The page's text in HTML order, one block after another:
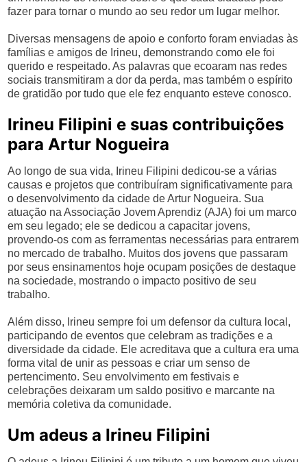
fazer para tornar o mundo ao seu redor um lugar melhor.
Diversas mensagens de apoio e conforto foram enviadas às
famílias e amigos de Irineu, demonstrando como ele foi
querido e respeitado. As palavras que ecoaram nas redes
sociais transmitiram a dor da perda, mas também o espírito
de gratidão por tudo que ele fez enquanto esteve conosco.
Irineu Filipini e suas contribuições
para Artur Nogueira
Ao longo de sua vida, Irineu Filipini dedicou-se a várias
causas e projetos que contribuíram significativamente para
o desenvolvimento da cidade de Artur Nogueira. Sua
atuação na Associação Jovem Aprendiz (AJA) foi um marco
em seu legado; ele se dedicou a capacitar jovens,
provendo-os com as ferramentas necessárias para entrarem
no mercado de trabalho. Muitos dos jovens que passaram
por seus ensinamentos hoje ocupam posições de destaque
na sociedade, mostrando o impacto positivo de seu
trabalho.
Além disso, Irineu sempre foi um defensor da cultura local,
participando de eventos que celebram as tradições e a
diversidade da cidade. Ele acreditava que a cultura era uma
forma vital de unir as pessoas e criar um senso de
pertencimento. Seu envolvimento em festivais e
celebrações deixaram um saldo positivo e marcante na
memória coletiva da comunidade.
Um adeus a Irineu Filipini